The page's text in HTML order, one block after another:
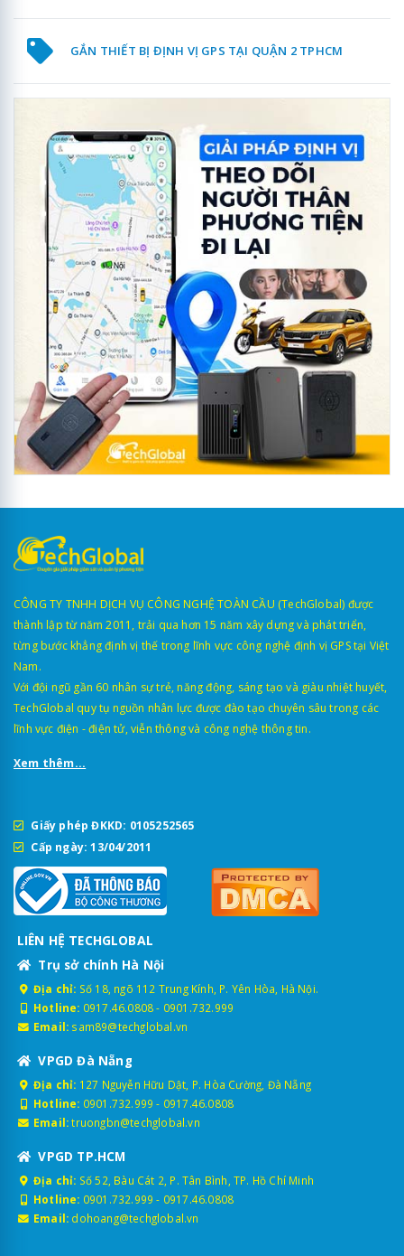
GẮN THIẾT BỊ ĐỊNH VỊ GPS TẠI QUẬN 2 TPHCM
CÔNG TY TNHH DỊCH VỤ CÔNG NGHỆ TOÀN CẦU (TechGlobal) được
thành lập từ năm 2011, trải qua hơn 15 năm xây dựng và phát triển,
từng bước khẳng định vị thế trong lĩnh vực công nghệ định vị GPS tại Việt
Nam.
Với đội ngũ gần 60 nhân sự trẻ, năng động, sáng tạo và giàu nhiệt huyết,
TechGlobal quy tụ nguồn nhân lực được đào tạo chuyên sâu trong các
lĩnh vực điện - điện tử, viễn thông và công nghệ thông tin.
Xem thêm...
Giấy phép ĐKKD: 0105252565
Cấp ngày: 13/04/2011
LIÊN HỆ TECHGLOBAL
Trụ sở chính Hà Nội
Địa chỉ: Số 18, ngõ 112 Trung Kính, P. Yên Hòa, Hà Nội.
Hotline: 0917.46.0808- 0901.732.999
Email: sam89@techglobal.vn
VPGD Đà Nẵng
Địa chỉ: 127 Nguyễn Hữu Dật, P. Hòa Cường, Đà Nẵng
Hotline: 0901.732.999 - 0917.46.0808
Email: truongbn@techglobal.vn
VPGD TP.HCM
Địa chỉ: Số 52, Bàu Cát 2, P. Tân Bình, TP. Hồ Chí Minh
Hotline: 0901.732.999 - 0917.46.0808
Email: dohoang@techglobal.vn